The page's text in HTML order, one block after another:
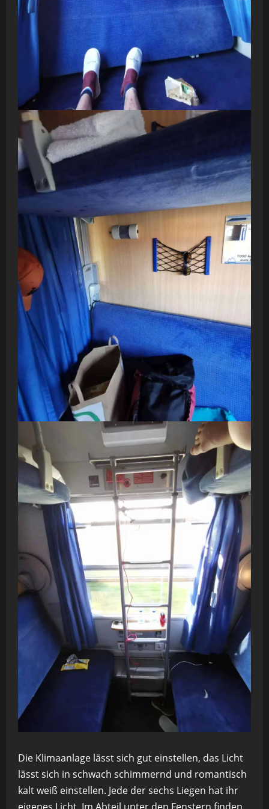
Die Klimaanlage lässt sich gut einstellen, das Licht
lässt sich in schwach schimmernd und romantisch
kalt weiß einstellen. Jede der sechs Liegen hat ihr